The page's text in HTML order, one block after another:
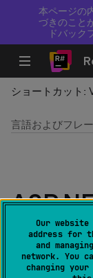
Our
address for
and
network. You
changing
本ページの
づきのこと
ドバック
ショートカット:
言語およびフレ
レート
最終更新日： 2026